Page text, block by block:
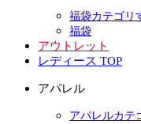
福袋カテゴリ
福袋
アウトレット
レディース TOP
アパレル
アパレルカテ